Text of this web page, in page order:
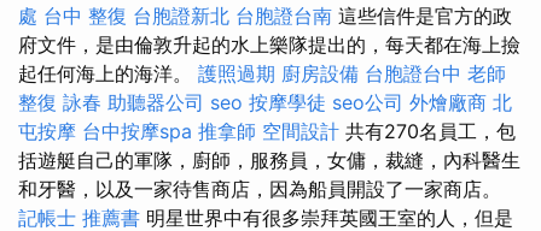
處 台中 整復 台胞證新北 台胞證台南 這些信件是官方的政
府文件，是由倫敦升起的水上樂隊提出的，每天都在海上撿
起任何海上的海洋。 護照過期 廚房設備 台胞證台中 老師
整復 詠春 助聽器公司 seo 按摩學徒 seo公司 外燴廠商 北
屯按摩 台中按摩spa 推拿師 空間設計 共有270名員工，包
括遊艇自己的軍隊，廚師，服務員，女傭，裁縫，內科醫生
和牙醫，以及一家待售商店，因為船員開設了一家商店。
記帳士 推薦書 明星世界中有很多崇拜英國王室的人，但是